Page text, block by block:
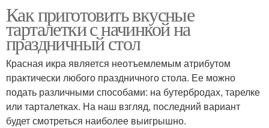
Как приготовить вкусные
тарталетки с начинкой на
праздничный стол
Красная икра является неотъемлемым атрибутом
практически любого праздничного стола. Ее можно
подать различными способами: на бутербродах, тарелке
или тарталетках. На наш взгляд, последний вариант
будет смотреться наиболее выигрышно.